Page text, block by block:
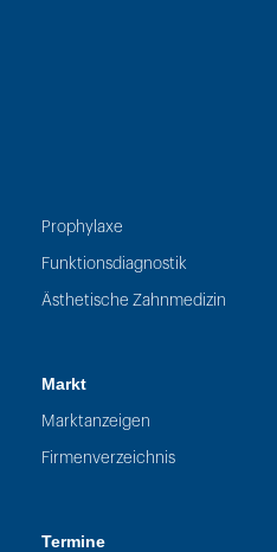
Prophylaxe
Funktionsdiagnostik
Ästhetische Zahnmedizin
Markt
Marktanzeigen
Firmenverzeichnis
Termine